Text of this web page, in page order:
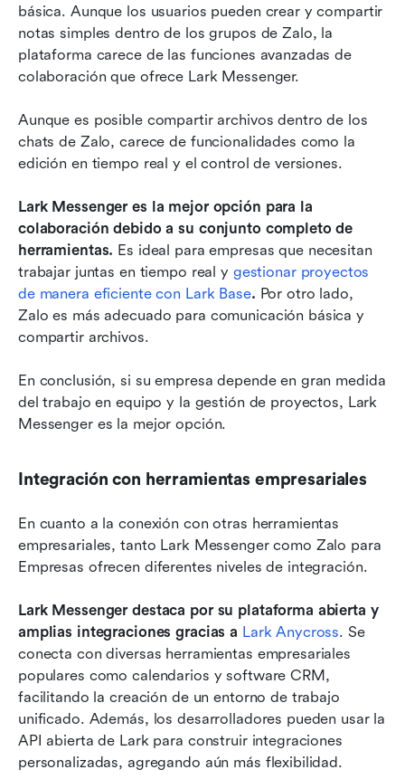
básica. Aunque los usuarios pueden crear y compartir
notas simples dentro de los grupos de Zalo, la
plataforma carece de las funciones avanzadas de
colaboración que ofrece Lark Messenger.
Aunque es posible compartir archivos dentro de los
chats de Zalo, carece de funcionalidades como la
edición en tiempo real y el control de versiones.
Lark Messenger es la mejor opción para la
colaboración debido a su conjunto completo de
herramientas. Es ideal para empresas que necesitan
trabajar juntas en tiempo real y gestionar proyectos
de manera eficiente con Lark Base. Por otro lado,
Zalo es más adecuado para comunicación básica y
compartir archivos.
En conclusión, si su empresa depende en gran medida
del trabajo en equipo y la gestión de proyectos, Lark
Messenger es la mejor opción.
Integración con herramientas empresariales
En cuanto a la conexión con otras herramientas
empresariales, tanto Lark Messenger como Zalo para
Empresas ofrecen diferentes niveles de integración.
Lark Messenger destaca por su plataforma abierta y
amplias integraciones gracias a Lark Anycross. Se
conecta con diversas herramientas empresariales
populares como calendarios y software CRM,
facilitando la creación de un entorno de trabajo
unificado. Además, los desarrolladores pueden usar la
API abierta de Lark para construir integraciones
personalizadas, agregando aún más flexibilidad.